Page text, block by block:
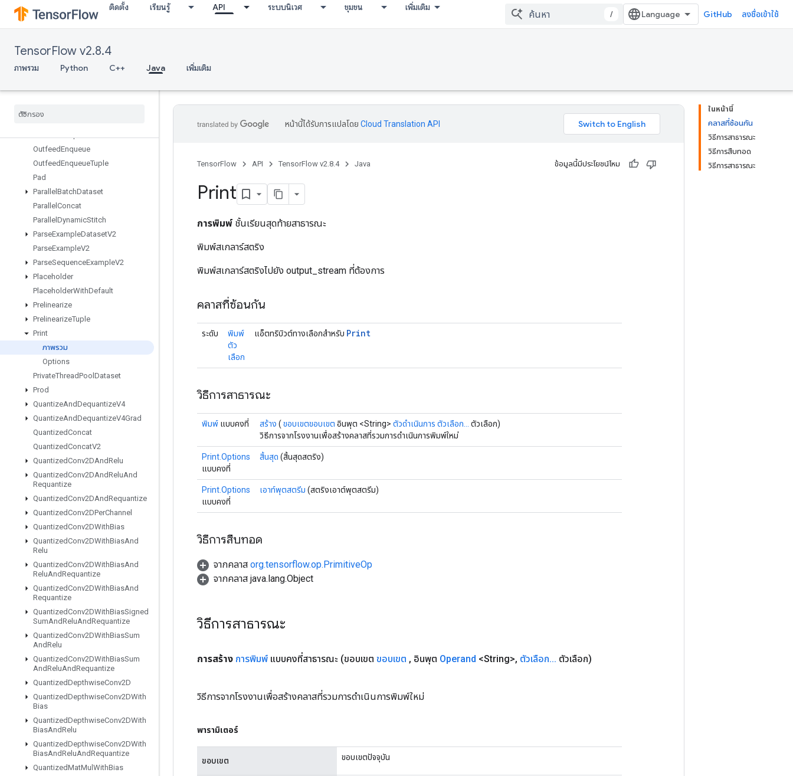
ติดตั้ง เรียนรู้ API ระบบนิเวศ ชุมชน เพิ่มเติม
/ GitHub ลงชื่อเข้าใช้
TensorFlow v2.8.4
ภาพรวม Python C++ Java เพิ่มเติม
OrderedMapIncompleteSize
OrderedMapPeek
OrderedMapStage
OrderedMapUnstage
OutfeedDequeue
OutfeedEnqueue
OutfeedEnqueueTuple
Pad
Parallel BatchDataset
Parallel Concat
Parallel DynamicStitch
ParseExampleDatasetV2
ParseExampleV2
ParseSequenceExampleV2
Placeholder
PlaceholderWithDefault
Prelinearize
PrelinearizeTuple
Print
ภาพรวม
Options
PrivateThreadPool Dataset
Prod
QuantizeAndDequantizeV4
QuantizeAndDequantizeV4Grad
QuantizedConcat
QuantizedConcatV2
QuantizedConv2DAndRelu
QuantizedConv2DAndReluAnd
Requantize
QuantizedConv2DAndRequantize
QuantizedConv2DPerChannel
QuantizedConv2DWithBias
QuantizedConv2DWithBiasAnd
Relu
QuantizedConv2DWithBiasAnd
ReluAndRequantize
QuantizedConv2DWithBiasAnd
Requantize
QuantizedConv2DWithBiasSigned
SumAndReluAndRequantize
QuantizedConv2DWithBiasSum
AndRelu
QuantizedConv2DWithBiasSum
AndReluAndRequantize
QuantizedDepthwiseConv2D
QuantizedDepthwiseConv2DWith
Bias
QuantizedDepthwiseConv2DWith
BiasAndRelu
QuantizedDepthwiseConv2DWith
BiasAndReluAndRequantize
QuantizedMatMul WithBias
ในหน้านี้
คลาสที่ซ้อนกัน
วิธีการสาธารณะ
วิธีการสืบทอด
วิธีการสาธารณะ
หน้านี้ได้รับการแปลโดย Cloud Translation API
TensorFlow API TensorFlow v2.8.4 Java ข้อมูลนี้มีประโยชน์ไหม
Print
การพิมพ์ ชั้นเรียนสุดท้ายสาธารณะ
พิมพ์สเกลาร์สตริง
พิมพ์สเกลาร์สตริงไปยัง output_stream ที่ต้องการ
คลาสที่ซ้อนกัน
ระดับ
พิมพ์
ตัว
เลือก
แอ็ตทริบิวต์ทางเลือกสำหรับ Print
วิธีการสาธารณะ
พิมพ์ แบบคงที่ สร้าง ( ขอบเขตขอบเขต อินพุต <String> ตัวดำเนินการ ตัวเลือก...
ตัวเลือก)
วิธีการจากโรงงานเพื่อสร้างคลาสที่รวมการดำเนินการพิมพ์ใหม่
Print.Options
แบบคงที่
สิ้นสุด (สิ้นสุดสตริง)
Print.Options
แบบคงที่
เอาท์พุตสตรีม (สตริงเอาต์พุตสตรีม)
วิธีการสืบทอด
จากคลาส org.tensorflow.op.PrimitiveOp
จากคลาส java.lang.Object
วิธีการสาธารณะ
การสร้าง การพิมพ์ แบบคงที่สาธารณะ (ขอบเขต ขอบเขต , อินพุต Operand <String>, ตัวเลือก... ตัวเลือก)
วิธีการจากโรงงานเพื่อสร้างคลาสที่รวมการดำเนินการพิมพ์ใหม่
พารามิเตอร์
ขอบเขต ขอบเขตปัจจุบัน